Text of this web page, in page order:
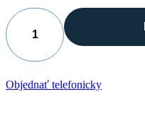
množstvo
Detox
kúra:
BIO
Arónia
Objednať telefonicky